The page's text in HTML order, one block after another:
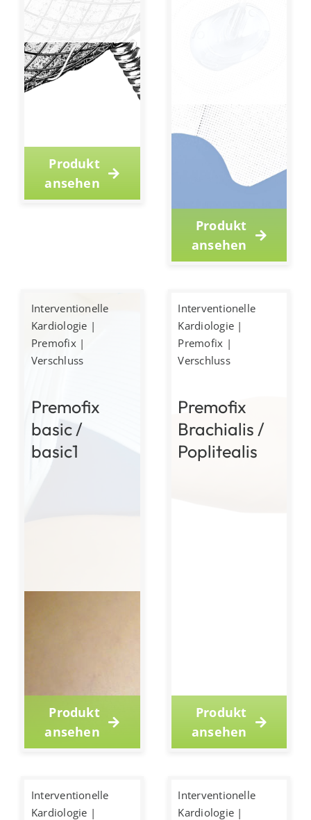
Produkt
ansehen
Produkt
ansehen
Interventionelle
Kardiologie |
Premofix|
Verschluss
Premofix
basic /
basic1
Produkt
ansehen
Interventionelle
Kardiologie|
Premofix |
Verschluss
Premofix
Brachialis /
Poplitealis
Produkt
ansehen
Interventionelle
Kardiologie |
Interventionelle
Kardiologie|